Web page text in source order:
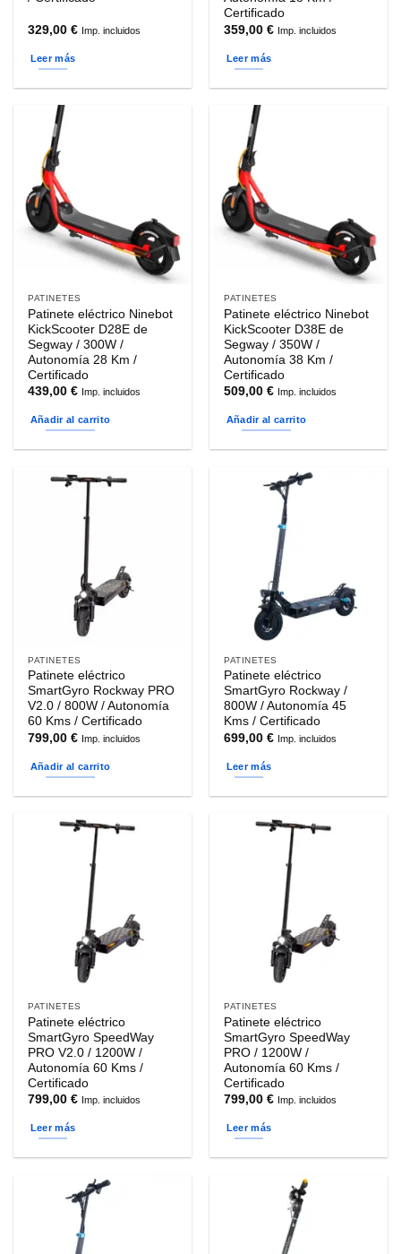
329,00€ Imp. incluidos
Leer más
Certificado
359,00€ Imp. incluidos
Leer más
PATINETES
Patinete eléctrico Ninebot
KickScooter D28E de
Segway / 300W /
Autonomía 28 Km /
Certificado
439,00€ Imp. incluidos
Añadir al carrito
PATINETES
Patinete eléctrico Ninebot
KickScooter D38E de
Segway / 350W /
Autonomía 38 Km /
Certificado
509,00€ Imp. incluidos
Añadir al carrito
PATINETES
Patinete eléctrico
SmartGyro Rockway PRO
V2.0 / 800W / Autonomía
60 Kms / Certificado
799,00€ Imp. incluidos
Añadir al carrito
PATINETES
Patinete eléctrico
SmartGyro Rockway /
800W / Autonomía 45
Kms / Certificado
699,00€ Imp. incluidos
Leer más
PATINETES
Patinete eléctrico
SmartGyro SpeedWay
PRO V2.0 / 1200W /
Autonomía 60 Kms /
Certificado
799,00€ Imp. incluidos
Leer más
PATINETES
Patinete eléctrico
SmartGyro SpeedWay
PRO / 1200W /
Autonomía 60 Kms /
Certificado
799,00€ Imp. incluidos
Leer más